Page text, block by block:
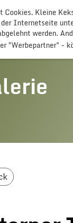
Kleine
Internetseite
werden.
"Werbepartner" -